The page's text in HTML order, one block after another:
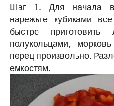
Шаг 1. Для начала
нарежьте кубиками
быстро
полукольцами,
перец произвольно.
емкостям.